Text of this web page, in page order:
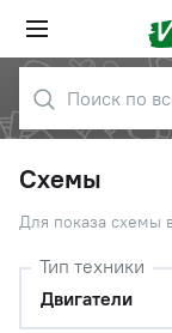
Схемы
Для показа схемы
Тип техники
Двигатели